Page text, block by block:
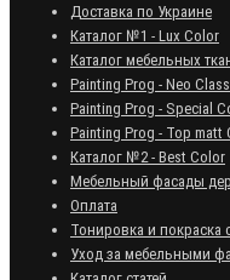
Доставка по Украине
Каталог №1 - Lux Color
Каталог мебельных
Painting Prog - Neo
Painting Prog - Special
Painting Prog - Top matt
Каталог №2 - Best Color
Мебельный фасады
Оплата
Тонировка и покраска
Уход за мебельными